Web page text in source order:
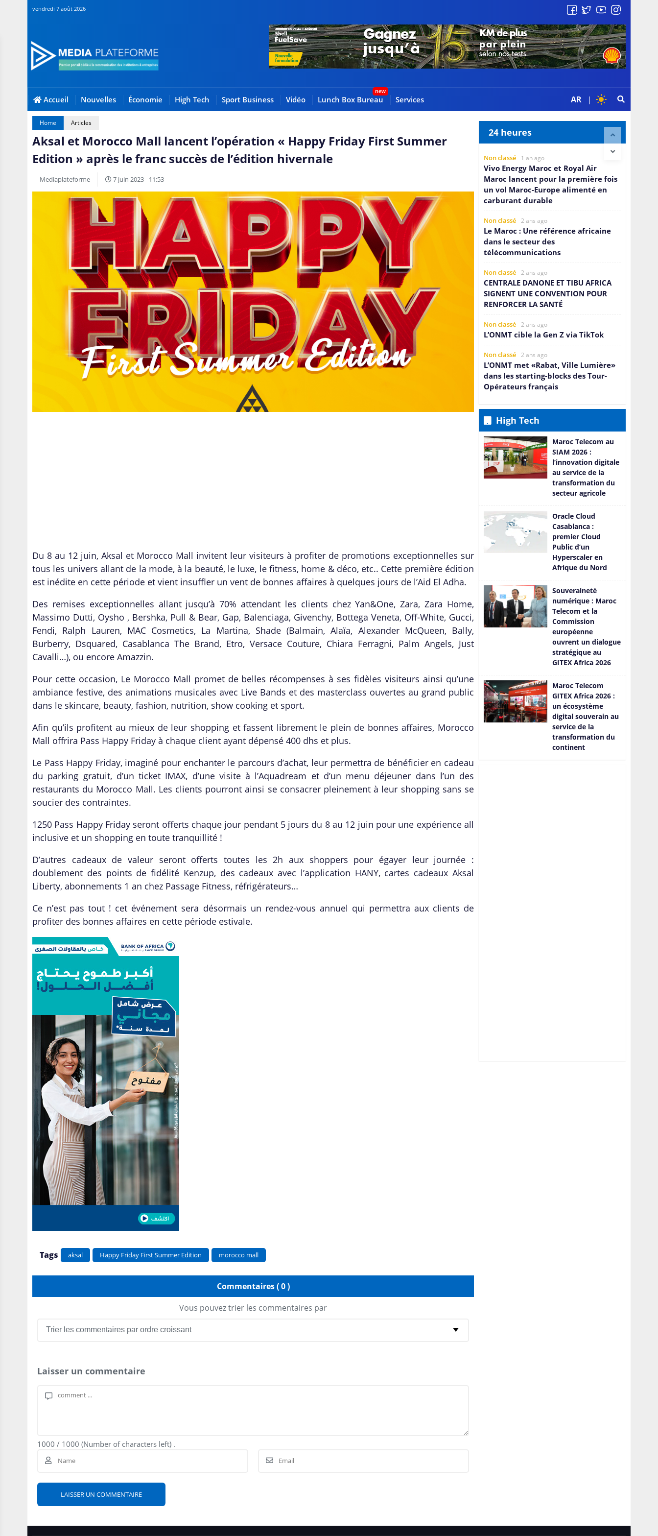
vendredi 7 août 2026
Accueil Nouvelles Économie High Tech Sport Business Vidéo Lunch Box Bureau Services AR |
Home Articles
Aksal et Morocco Mall lancent l’opération « Happy Friday First Summer
Edition » après le franc succès de l’édition hivernale
Mediaplateforme 7 juin 2023 - 11:53
Du 8 au 12 juin, Aksal et Morocco Mall invitent leur visiteurs à profiter de promotions exceptionnelles sur
tous les univers allant de la mode,à la beauté, le luxe, le fitness, home & déco, etc.. Cette première édition
est inédite en cette période et vient insuffler un vent de bonnes affaires à quelques jours de l’Aid El Adha.
Des remises exceptionnelles allant jusqu’à 70% attendant les clients chez Yan&One, Zara, Zara Home,
Massimo Dutti, Oysho , Bershka, Pull & Bear, Gap, Balenciaga, Givenchy, Bottega Veneta, Off-White, Gucci,
Fendi, Ralph Lauren, MAC Cosmetics, La Martina, Shade (Balmain, Alaïa, Alexander McQueen, Bally,
Burberry, Dsquared, Casablanca The Brand, Etro, Versace Couture, Chiara Ferragni, Palm Angels, Just
Cavalli…), ou encore Amazzin.
Pour cette occasion, Le Morocco Mall promet de belles récompensesà ses fidèles visiteurs ainsi qu’une
ambiance festive, des animations musicales avec Live Bands et des masterclass ouvertes au grand public
dans le skincare, beauty, fashion, nutrition, show cooking et sport.
Afin qu’ils profitent au mieux de leur shopping et fassent librement le plein de bonnes affaires, Morocco
Mall offrira Pass Happy Friday à chaque client ayant dépensé 400 dhs et plus.
Le Pass Happy Friday, imaginé pour enchanter le parcours d’achat, leur permettra de bénéficier en cadeau
du parking gratuit, d’un ticket IMAX, d’une visite à l’Aquadream et d’un menu déjeuner dans l’un des
restaurants du Morocco Mall. Les clients pourront ainsi se consacrer pleinementà leur shopping sans se
soucier des contraintes.
1250 Pass Happy Friday seront offerts chaque jour pendant 5 jours du 8 au 12 juin pour une expérience all
inclusive et un shopping en toute tranquillité !
D’autres cadeaux de valeur seront offerts toutes les 2h aux shoppers pour égayer leur journée :
doublement des points de fidélité Kenzup, des cadeaux avec l’application HANY, cartes cadeaux Aksal
Liberty, abonnements 1 an chez Passage Fitness, réfrigérateurs…
Ce n’est pas tout ! cet événement sera désormais un rendez-vous annuel qui permettra aux clients de
profiter des bonnes affaires en cette période estivale.
Tags aksal Happy Friday First Summer Edition morocco mall
Commentaires ( 0 )
Vous pouvez trier les commentaires par
Laisser un commentaire
1000 / 1000 (Number of characters left) .
24 heures
Non classé 1 an ago
Vivo Energy Maroc et Royal Air
Maroc lancent pour la première fois
un vol Maroc-Europe alimenté en
carburant durable
Non classé 2 ans ago
Le Maroc : Une référence africaine
dans le secteur des
télécommunications
Non classé 2 ans ago
CENTRALE DANONE ET TIBU AFRICA
SIGNENT UNE CONVENTION POUR
RENFORCER LA SANTÉ
Non classé 2 ans ago
L’ONMT cible la Gen Z via TikTok
Non classé 2 ans ago
L’ONMT met «Rabat, Ville Lumière»
dans les starting-blocks des Tour-
Opérateurs français
Nouvelle exclusive dans la mode
durable: la Collection Insignia de
QNET et Bernhard H. Mayer lance la
tendance pour 2024!
High Tech
Maroc Telecom au
SIAM 2026 :
l’innovation digitale
au service de la
transformation du
secteur agricole
Oracle Cloud
Casablanca :
premier Cloud
Public d’un
Hyperscaler en
Afrique du Nord
Souveraineté
numérique : Maroc
Telecom et la
Commission
européenne
ouvrent un dialogue
stratégique au
GITEX Africa 2026
Maroc Telecom
GITEX Africa 2026 :
un écosystème
digital souverain au
service de la
transformation du
continent